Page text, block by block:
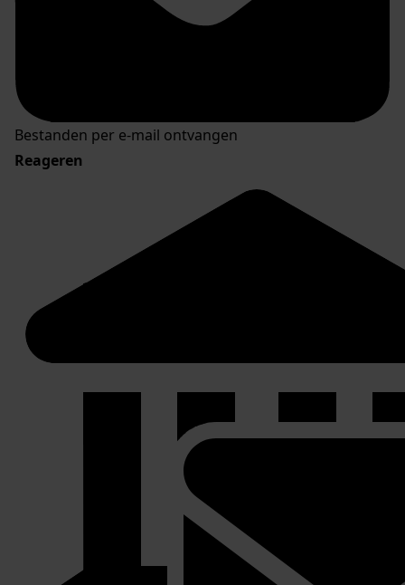
Bestanden per e-mail ontvangen
Reageren